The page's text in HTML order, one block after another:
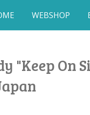
WEBSHOP
"Keep On